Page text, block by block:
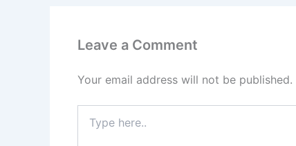
Leave a Comment
Your email address will not be published.
here..